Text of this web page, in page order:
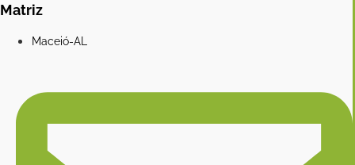
Matriz
Maceió-AL